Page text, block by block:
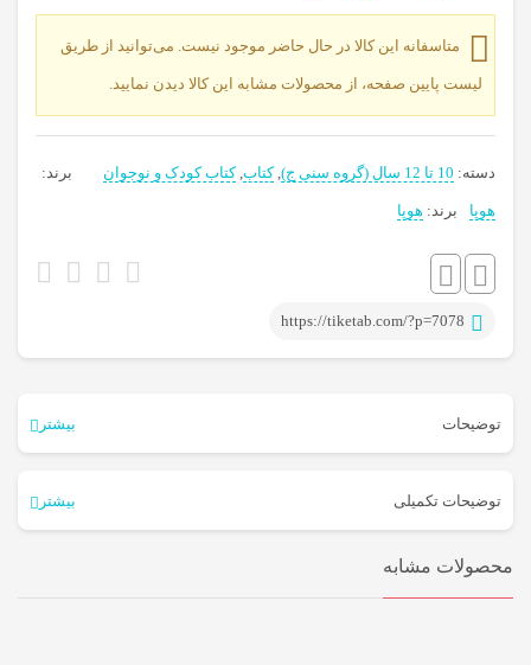
متاسفانه این کالا در حال حاضر موجود نیست. می‌توانید از طریق
لیست پایین صفحه، از محصولات مشابه این کالا دیدن نمایید.
دسته: 10 تا 12 سال (گروه سنی ج) ,کتاب,کتاب کودک و نوجوان
برند:
هوپا برند: هوپا
https://tiketab.com/?p=7078
توضیحات بیشتر
کتاب پنی قشقرق ۴ :
توضیحات تکمیلی بیشتر
ناشر
محصولات مشابه